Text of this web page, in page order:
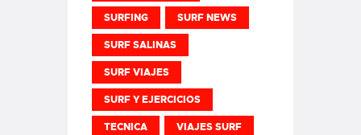
SURFING SURF NEWS
SURF SALINAS
SURF VIAJES
SURF Y EJERCICIOS
TECNICA VIAJES SURF